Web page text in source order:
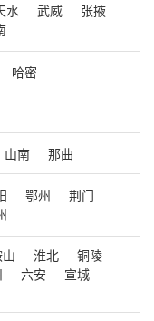
水 武威
张掖
哈密
山南 那曲
鄂州
荆门
淮北
铜陵
六安
宣城